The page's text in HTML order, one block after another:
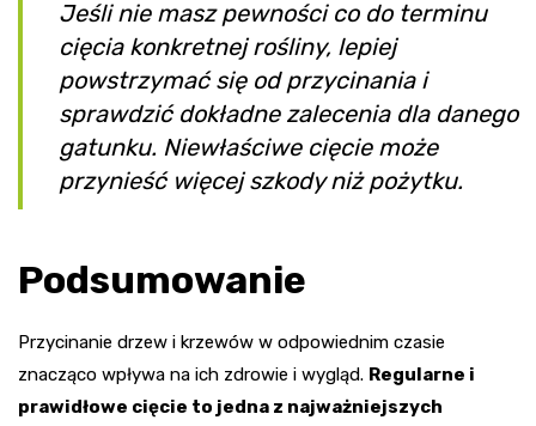
Jeśli nie masz pewności co do terminu
cięcia konkretnej rośliny, lepiej
powstrzymać się od przycinania i
sprawdzić dokładne zalecenia dla danego
gatunku. Niewłaściwe cięcie może
przynieść więcej szkody niż pożytku.
Podsumowanie
Przycinanie drzew i krzewów w odpowiednim czasie
znacząco wpływa na ich zdrowie i wygląd. Regularne i
prawidłowe cięcie to jedna z najważniejszych